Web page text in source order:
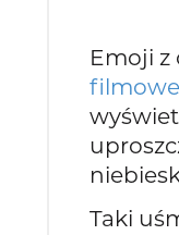
Emoji z
filmowe
Taki